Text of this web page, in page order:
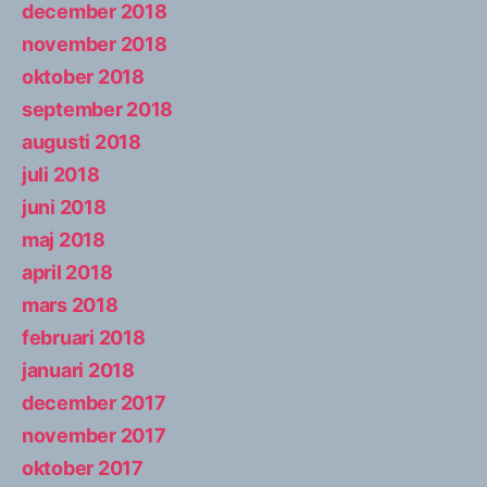
december 2018
november 2018
oktober 2018
september 2018
augusti 2018
juli 2018
juni 2018
maj 2018
april 2018
mars 2018
februari 2018
januari 2018
december 2017
november 2017
oktober 2017